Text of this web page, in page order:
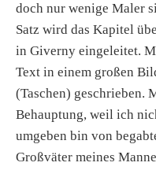
doch nur wenige Maler
Satz wird das Kapitel
in Giverny eingeleitet.
Text in einem großen
(Taschen) geschrieben.
Behauptung, weil ich
umgeben bin von
Großväter meines